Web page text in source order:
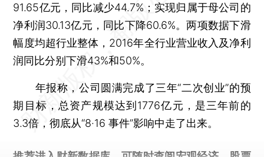
91.65亿元，同比减少44.7%；实现归属于母公司的
净利润30.13亿元，同比下降60.6%。两项数据下滑
幅度均超行业整体，2016年全行业营业收入及净利
润同比分别下滑43%和50%。
年报称，公司圆满完成了三年“二次创业”的预
期目标，总资产规模达到1776亿元，是三年前的
3.3倍，彻底从“8·16 事件”影响中走了出来。